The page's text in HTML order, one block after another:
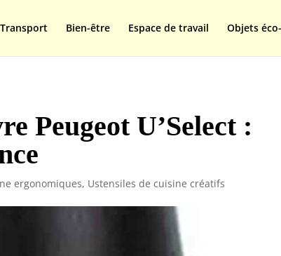
Transport Bien-être Espace de travail Objets
Peugeot U’Select :
ergonomiques, Ustensiles de cuisine créatifs